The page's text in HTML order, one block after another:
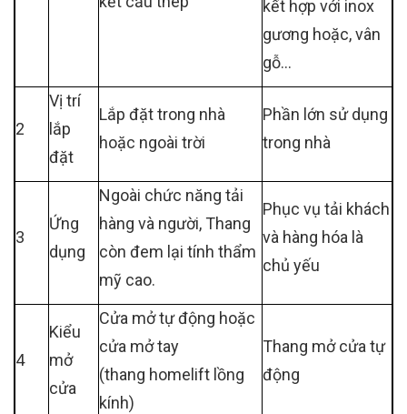
kết hợp với inox
gương hoặc, vân
gỗ…
2
Vị trí
lắp
đặt
Lắp đặt trong nhà
hoặc ngoài trời
Phần lớn sử dụng
trong nhà
3
Ứng
dụng
Ngoài chức năng tải
hàng và người, Thang
còn đem lại tính thẩm
mỹ cao.
Phục vụ tải khách
và hàng hóa là
chủ yếu
4
Kiểu
mở
cửa
Cửa mở tự động hoặc
cửa mở tay
(thang homelift lồng
kính)
Thang mở cửa tự
động